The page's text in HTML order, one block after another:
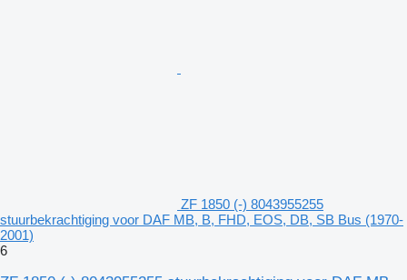
ZF 1850 (-) 8043955255
stuurbekrachtiging voor DAF MB, B, FHD, EOS, DB, SB Bus (1970-
2001)
6